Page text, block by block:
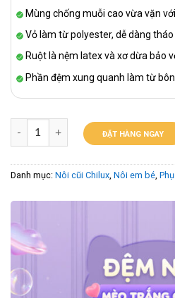
Mùng chống muỗi cao vừa vặn
Vỏ làm từ polyester, dễ dàng tháo
Ruột là nệm latex và xơ dừa bảo
Phần đệm xung quanh làm từ
ĐẶT HÀNG NGAY
Danh mục: Nôi cũi Chilux Nôi em bé